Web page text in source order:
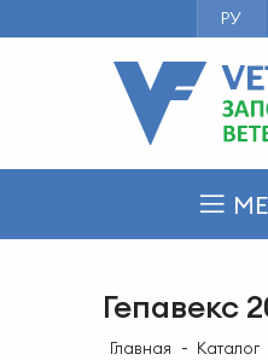
РУ
Гепавекс
Главная Каталог